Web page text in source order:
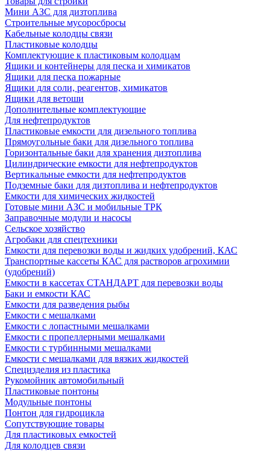
Мини АЗС для дизтоплива
Строительные мусоросбросы
Кабельные колодцы связи
Пластиковые колодцы
Комплектующие к пластиковым колодцам
Ящики и контейнеры для песка и химикатов
Ящики для песка пожарные
Ящики для соли, реагентов, химикатов
Ящики для ветоши
Дополнительные комплектующие
Для нефтепродуктов
Пластиковые емкости для дизельного топлива
Прямоугольные баки для дизельного топлива
Горизонтальные баки для хранения дизтоплива
Цилиндрические емкости для нефтепродуктов
Вертикальные емкости для нефтепродуктов
Подземные баки для дизтоплива и нефтепродуктов
Емкости для химических жидкостей
Готовые мини АЗС и мобильные ТРК
Заправочные модули и насосы
Сельское хозяйство
Агробаки для спецтехники
Емкости для перевозки воды и жидких удобрений, КАС
Транспортные кассеты КАС для растворов агрохимии
(удобрений)
Емкости в кассетах СТАНДАРТ для перевозки воды
Баки и емкости КАС
Емкости для разведения рыбы
Емкости с мешалками
Емкости с лопастными мешалками
Емкости с пропеллерными мешалками
Емкости с турбинными мешалками
Емкости с мешалками для вязких жидкостей
Специзделия из пластика
Рукомойник автомобильный
Пластиковые понтоны
Модульные понтоны
Понтон для гидроцикла
Сопутствующие товары
Для пластиковых емкостей
Для колодцев связи